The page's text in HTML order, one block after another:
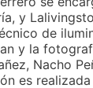
y
de
y la
Nacho
es